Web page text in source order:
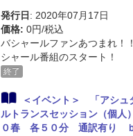
発行日 : 2020年07月17日
価格: 0円/税込
バシャールファンあつまれ！
シャール番組のスタート！
終了
＜イベント＞ 「アシュ
ルトランスセッション（個人
０春 各５０分 通訳有り